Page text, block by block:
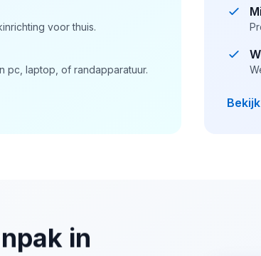
voor thuis.
pc, laptop, of randapparatuur.
in